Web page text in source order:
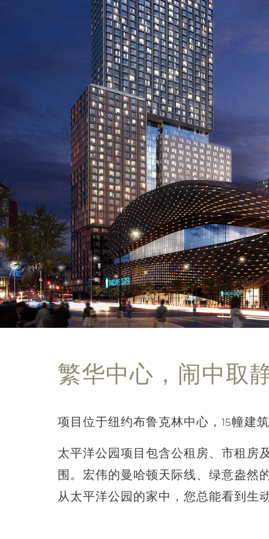
繁华中心，闹中取
项目位于纽约布鲁克林中心，15幢建
太平洋公园项目包含公租房、市租房
围。宏伟的曼哈顿天际线、绿意盎然
从太平洋公园的家中，您总能看到生